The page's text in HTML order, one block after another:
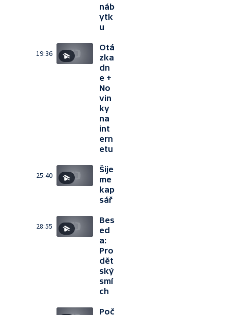
náb
ytk
u
19:36
Otá
zka
dn
e +
No
vin
ky
na
int
ern
etu
25:40
Šije
me
kap
sář
28:55
Bes
ed
a:
Pro
dět
ský
smí
ch
Poč